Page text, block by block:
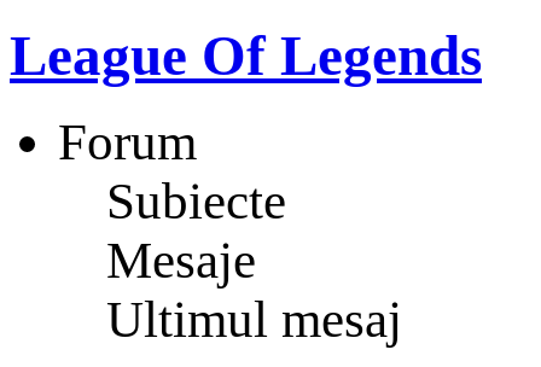
League Of Legends
Forum
Subiecte
Mesaje
Ultimul mesaj